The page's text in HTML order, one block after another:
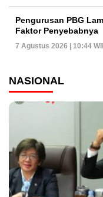
Pengurusan PBG
Faktor Penyebabnya
7 Agustus 2026 | 10:44
NASIONAL